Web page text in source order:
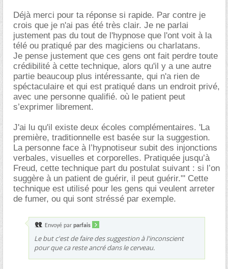
Déjà merci pour ta réponse si rapide. Par contre je
crois que je n'ai pas été très clair. Je ne parlai
justement pas du tout de l'hypnose que l'ont voit à la
télé ou pratiqué par des magiciens ou charlatans.
Je pense justement que ces gens ont fait perdre toute
crédibilité à cette technique, alors qu'il y a une autre
partie beaucoup plus intéressante, qui n'a rien de
spéctaculaire et qui est pratiqué dans un endroit privé,
avec une personne qualifié. où le patient peut
s’exprimer librement.
J'ai lu qu'il existe deux écoles complémentaires. 'La
première, traditionnelle est basée sur la suggestion.
La personne face à l’hypnotiseur subit des injonctions
verbales, visuelles et corporelles. Pratiquée jusqu’à
Freud, cette technique part du postulat suivant : si l’on
suggère à un patient de guérir, il peut guérir."' Cette
technique est utilisé pour les gens qui veulent arreter
de fumer, ou qui sont stréssé par exemple.
Envoyé par parfais
Le but c'est de faire des suggestion à l'inconscient
pour que ca reste ancré dans le cerveau.